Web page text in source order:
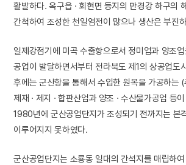
활발하다. 옥구읍 · 회현면 등지의 만경강 하구의
간척하여 조성한 천일염전이 많으나 생산은 부진
일제강점기에 미곡 수출항으로서 정미업과 양조
공업이 발달하면서부터 전라북도 제1의 상공업도
후에는 군산항을 통해서 수입한 원목을 가공하는
제재 · 제지 · 합판산업과 양조 · 수산물가공업 등
1980년에 군산공업단지가 조성되기 전까지는 본
이루어지지 못하였다.
군산공업단지는 소룡동 일대의 간석지를 매립하